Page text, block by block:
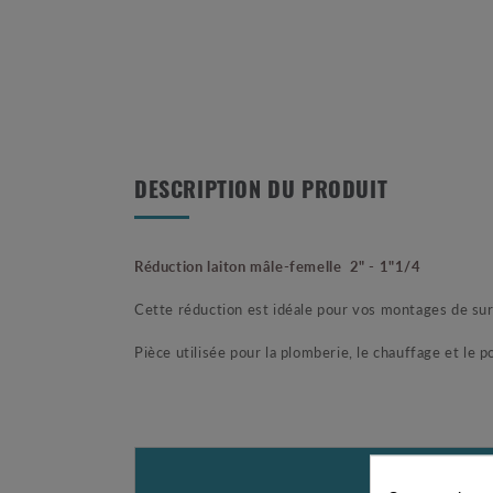
DESCRIPTION DU PRODUIT
Réduction laiton mâle-femelle 2" - 1"1/4
Cette réduction est idéale pour vos montages de
Pièce utilisée pour la plomberie, le chauffage et le